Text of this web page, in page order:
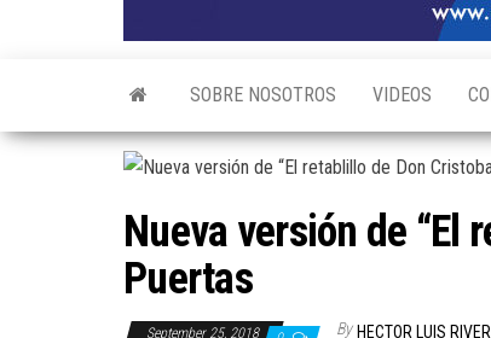
SOBRE NOSOTROS VIDEOS
Nueva versión de “El
Puertas
September 25, 2018 By HECTOR LUIS